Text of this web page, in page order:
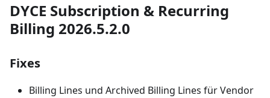
DYCE Subscription & Recurring
Billing 2026.5.2.0
Fixes
Billing Lines und Archived Billing Lines für Vendor